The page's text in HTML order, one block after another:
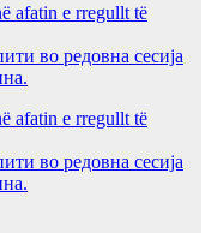
afatin e rregullt të
во редовна сесија
afatin e rregullt të
во редовна сесија